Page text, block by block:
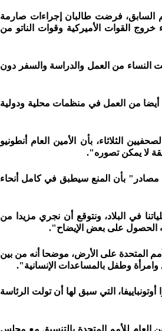
السابق، فرضت طالبان إجراءات صارمة
على الحكم خلال أغسطس عام 2021 أثناء خروج القوات الأميركية وقوات الناتو من
النساء من العمل والدراسة والسفر دون
من العمل في منظمات محلية ودولية
الثلاثاء، بأن الأمين العام أنطونيو
لا يمكن تصوره".
بأن المنع سيطبق في كامل أنحاء
في البلاد، ونتوقع أن نجري مزيدا من
الحصول على بعض الإيضاح".
المتحدة على الأرض، موضحا أنه من بين
التي سبق لها أن تولت الرئاسة
العام للأمم المتحدة بالتنسيق مع مجلس